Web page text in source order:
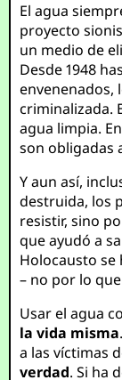
El agua
proyecto
un medio de
Desde 1948
envenenados,
criminalizada.
agua limpia.
son obligadas
Y aun así,
destruida, los
resistir, sino
que ayudó a
Holocausto
– no por lo
Usar el agua
la vida misma
a las víctimas
verdad. Si ha